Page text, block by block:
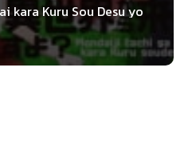
kara Kuru Sou Desu yo
แล้วก็กำลังมีความคิดว่า
เขา แต่ว่าแล้วเขาก็ได้รับ
นดินแดนอื่น เมื่อลงมาในดิน